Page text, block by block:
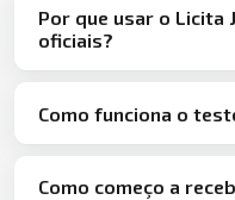
Por que usar o Licita
oficiais?
Como funciona o
Como começo a